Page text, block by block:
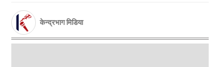
केन्द्रभाग मिडिया